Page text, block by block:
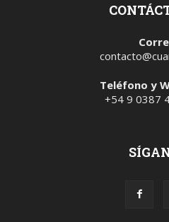
Teléfono y
+54 9 0387